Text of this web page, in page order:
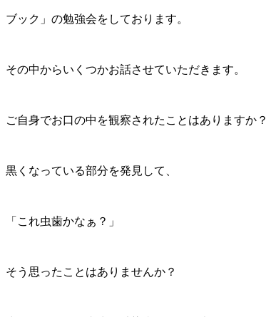
ブック」の勉強会をしております。
その中からいくつかお話させていただきます。
ご自身でお口の中を観察されたことはありますか？
黒くなっている部分を発見して、
「これ虫歯かなぁ？」
そう思ったことはありませんか？